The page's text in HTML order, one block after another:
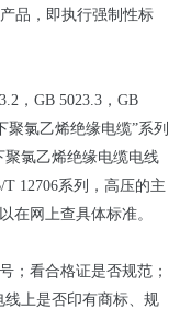
品，即执行强制性标
，GB 5023.3，GB
聚氯乙烯绝缘电缆”系列
聚氯乙烯绝缘电缆电线
12706系列，高压的主
在网上查具体标准。
；看合格证是否规范；
上是否印有商标、规